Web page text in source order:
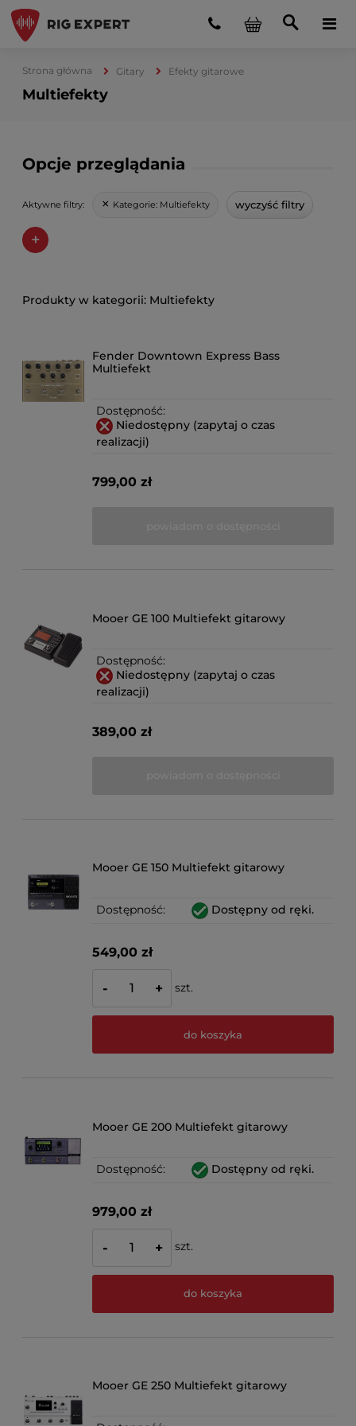
Strona główna Gitary Efekty gitarowe
Multiefekty
Opcje przeglądania
Aktywne filtry: Kategorie: Multiefekty wyczyść filtry
+
Multiefekty
Fender Downtown Express Bass
Multiefekt
Dostępność:
Niedostępny (zapytaj o czas
realizacji)
799,00 zł
Mooer GE 100 Multiefekt gitarowy
Dostępność:
Niedostępny (zapytaj o czas
realizacji)
389,00 zł
Mooer GE 150 Multiefekt gitarowy
Dostępność: Dostępny od ręki.
549,00 zł
- + szt.
do koszyka
Mooer GE 200 Multiefekt gitarowy
Dostępność: Dostępny od ręki.
979,00 zł
- + szt.
do koszyka
Mooer GE 250 Multiefekt gitarowy